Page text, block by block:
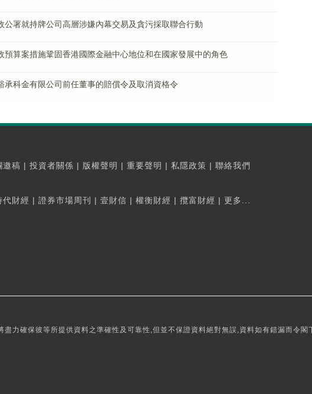
公署就持牌公司高層涉嫌內幕交易及貪污採取聯合行動
預算案措施鞏固香港國際金融中心地位和在國家發展中的角色
承科金有限公司前任董事的賠償令及取消資格令
邀稿 | 投資者關係 | 版權聲明 | 重要聲明 | 私隱政策 | 聯絡我們
代財經 | 證券市場周刊 | 壹財信 | 權衡財經 | 攬富財經 | 更多...
力確保彼等所提供資料之準確性及可靠性,但並不保證資料絕對無誤,資料如有錯漏而令閣